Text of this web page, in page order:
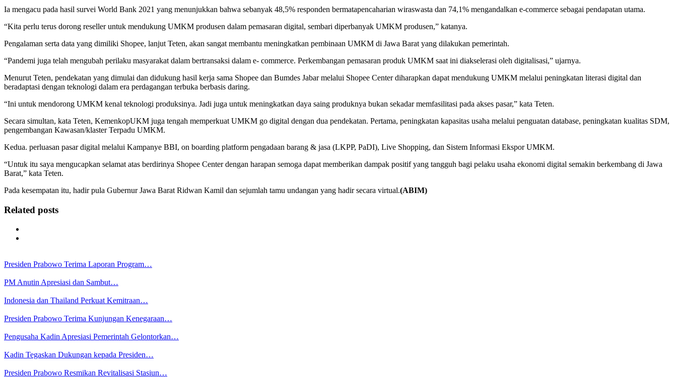
Ia mengacu pada hasil survei World Bank 2021 yang menunjukkan bahwa sebanyak 48,5% responden bermatapencaharian wiraswasta dan 74,1% mengandalkan e-commerce sebagai pendapatan utama.
“Kita perlu terus dorong reseller untuk mendukung UMKM produsen dalam pemasaran digital, sembari diperbanyak UMKM produsen,” katanya.
Pengalaman serta data yang dimiliki Shopee, lanjut Teten, akan sangat membantu meningkatkan pembinaan UMKM di Jawa Barat yang dilakukan pemerintah.
“Pandemi juga telah mengubah perilaku masyarakat dalam bertransaksi dalam e- commerce. Perkembangan pemasaran produk UMKM saat ini diakselerasi oleh digitalisasi,” ujarnya.
Menurut Teten, pendekatan yang dimulai dan didukung hasil kerja sama Shopee dan Bumdes Jabar melalui Shopee Center diharapkan dapat mendukung UMKM melalui peningkatan literasi digital dan
beradaptasi dengan teknologi dalam era perdagangan terbuka berbasis daring.
“Ini untuk mendorong UMKM kenal teknologi produksinya. Jadi juga untuk meningkatkan daya saing produknya bukan sekadar memfasilitasi pada akses pasar,” kata Teten.
Secara simultan, kata Teten, KemenkopUKM juga tengah memperkuat UMKM go digital dengan dua pendekatan. Pertama, peningkatan kapasitas usaha melalui penguatan database, peningkatan kualitas SDM,
pengembangan Kawasan/klaster Terpadu UMKM.
Kedua. perluasan pasar digital melalui Kampanye BBI, on boarding platform pengadaan barang & jasa (LKPP, PaDI), Live Shopping, dan Sistem Informasi Ekspor UMKM.
“Untuk itu saya mengucapkan selamat atas berdirinya Shopee Center dengan harapan semoga dapat memberikan dampak positif yang tangguh bagi pelaku usaha ekonomi digital semakin berkembang di Jawa
Barat,” kata Teten.
Pada kesempatan itu, hadir pula Gubernur Jawa Barat Ridwan Kamil dan sejumlah tamu undangan yang hadir secara virtual.(ABIM)
Related posts
Presiden Prabowo Terima Laporan Program…
PM Anutin Apresiasi dan Sambut…
Indonesia dan Thailand Perkuat Kemitraan…
Presiden Prabowo Terima Kunjungan Kenegaraan…
Pengusaha Kadin Apresiasi Pemerintah Gelontorkan…
Kadin Tegaskan Dukungan kepada Presiden…
Presiden Prabowo Resmikan Revitalisasi Stasiun…